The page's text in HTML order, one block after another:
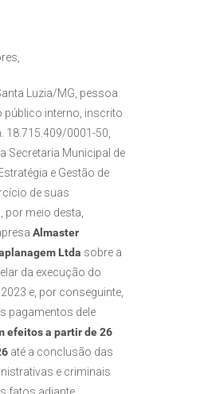
Luzia/MG, pessoa
público interno, inscrito
18.715.409/0001-50,
Secretaria Municipal de
e Gestão de
de suas
por meio desta,
Almaster
Ltda sobre a
da execução do
e, por conseguinte,
pagamentos dele
efeitos a partir de 26
até a conclusão das
e criminais